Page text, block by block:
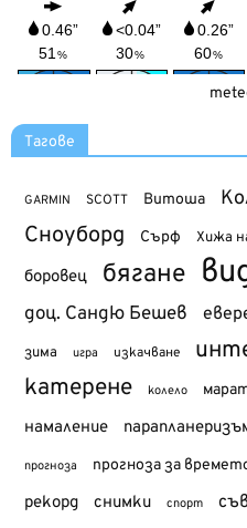
Тагове
GARMIN SCOTT Витоша
Сноуборд Сърф Хижа
боровец бягане
доц. Сандю Бешев
зима игра изкачване
катерене колело
намаление
прогноза прогноза за
рекорд снимки спорт